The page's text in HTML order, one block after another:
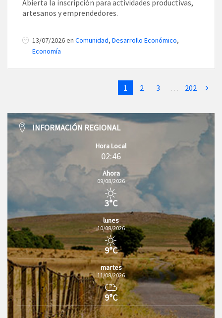
Abierta la inscripción para actividades productivas,
artesanos y emprendedores.
13/07/2026en Comunidad, Desarrollo Económico,
Economía
1 2 3 … 202
INFORMACIÓN REGIONAL
Hora Local
02:46
Ahora
09/08/2026
3°C
lunes
10/08/2026
9°C
martes
11/08/2026
9°C